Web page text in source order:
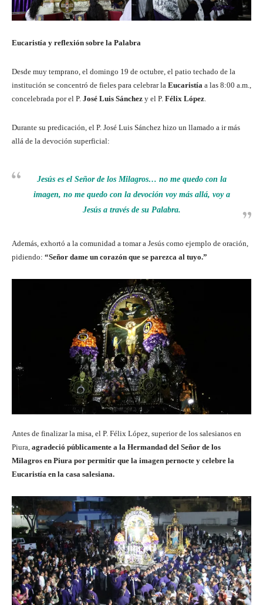
Eucaristía y reflexión sobre la Palabra
Desde muy temprano, el domingo 19 de octubre, el patio techado de la
institución se concentró de fieles para celebrar la Eucaristía a las 8:00 a.m.,
concelebrada por el P. José Luis Sánchez y el P. Félix López.
Durante su predicación, el P. José Luis Sánchez hizo un llamado a ir más
allá de la devoción superficial:
Jesús es el Señor de los Milagros… no me quedo con la
imagen, no me quedo con la devoción voy más allá, voy a
Jesús a través de su Palabra.
Además, exhortó a la comunidad a tomar a Jesús como ejemplo de oración,
pidiendo: “Señor dame un corazón que se parezca al tuyo.”
Antes de finalizar la misa, el P. Félix López, superior de los salesianos en
Piura, agradeció públicamente a la Hermandad del Señor de los
Milagros en Piura por permitir que la imagen pernocte y celebre la
Eucaristía en la casa salesiana.